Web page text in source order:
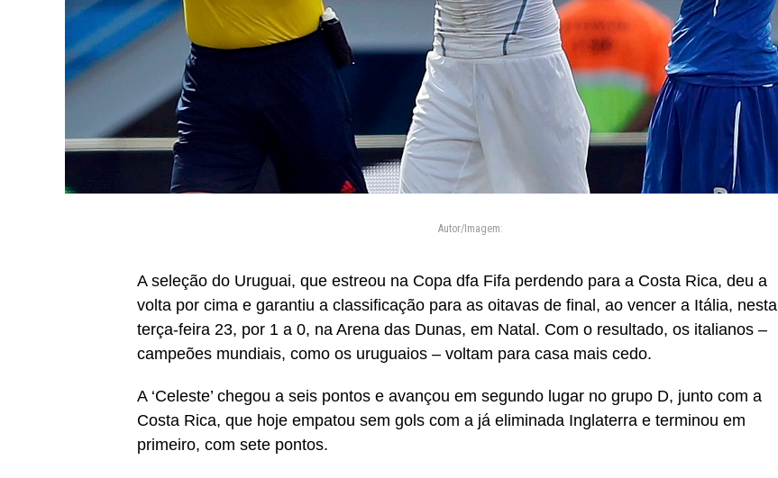
Autor/Imagem:
A seleção do Uruguai, que estreou na Copa dfa Fifa perdendo para a Costa Rica, deu a
volta por cima e garantiu a classificação para as oitavas de final, ao vencer a Itália, nesta
terça-feira 23, por 1 a 0, na Arena das Dunas, em Natal. Com o resultado, os italianos –
campeões mundiais, como os uruguaios – voltam para casa mais cedo.
A ‘Celeste’ chegou a seis pontos e avançou em segundo lugar no grupo D, junto com a
Costa Rica, que hoje empatou sem gols com a já eliminada Inglaterra e terminou em
primeiro, com sete pontos.